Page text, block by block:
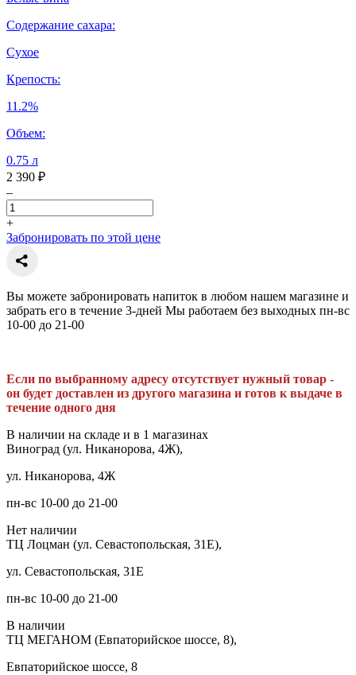
Содержание сахара:
Сухое
Крепость:
11.2%
Объем:
0.75 л
2 390 ₽
–
+
Забронировать по этой цене
Вы можете забронировать напиток в любом нашем магазине и
забрать его в течение 3-дней Мы работаем без выходных пн-вс
10-00 до 21-00
Если по выбранному адресу отсутствует нужный товар -
он будет доставлен из другого магазина и готов к выдаче в
течение одного дня
В наличии на складе и в 1 магазинах
Виноград (ул. Никанорова, 4Ж),
ул. Никанорова, 4Ж
пн-вс 10-00 до 21-00
Нет наличии
ТЦ Лоцман (ул. Севастопольская, 31Е),
ул. Севастопольская, 31Е
пн-вс 10-00 до 21-00
В наличии
ТЦ МЕГАНОМ (Евпаторийское шоссе, 8),
Евпаторийское шоссе, 8